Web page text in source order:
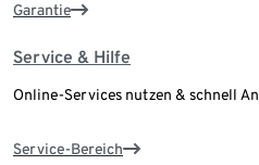
Garantie
Service & Hilfe
Online-Services nutzen & schnell
Service-Bereich